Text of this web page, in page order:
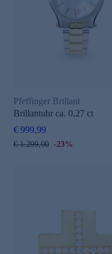
Pfeffinger Brillant
Brillantuhr ca. 0,27 ct
€ 999,99
€ 1.299,00 -23%